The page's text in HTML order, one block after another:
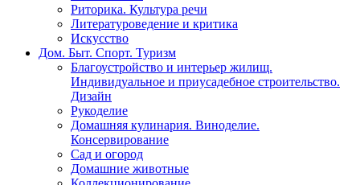
Риторика. Культура речи
Литературоведение и критика
Искусство
Дом. Быт. Спорт. Туризм
Благоустройство и интерьер жилищ.
Индивидуальное и приусадебное строительство.
Дизайн
Рукоделие
Домашняя кулинария. Виноделие.
Консервирование
Сад и огород
Домашние животные